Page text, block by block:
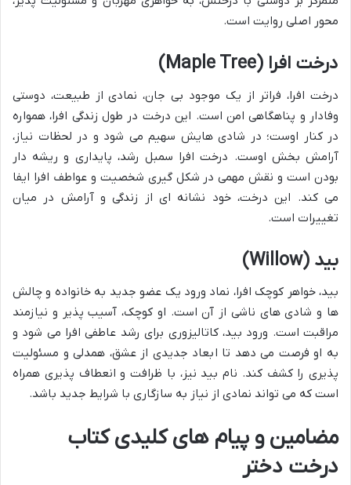
محور اصلی روایت است.
درخت افرا (Maple Tree)
درخت افرا، فراتر از یک موجود بی جان، نمادی از طبیعت، دوستی
وفادار و پناهگاهی امن است. این درخت در طول زندگی افرا، همواره
در کنار اوست؛ در شادی هایش سهیم می شود و در لحظات نیاز،
آرامش بخش اوست. درخت افرا سمبل رشد، پایداری و ریشه دار
بودن است و نقش مهمی در شکل گیری شخصیت و عواطف افرا ایفا
می کند. این درخت، خود نشانه ای از زندگی و آرامش در میان
تغییرات است.
بید (Willow)
بید، خواهر کوچک افرا، نماد ورود یک عضو جدید به خانواده و چالش
ها و شادی های ناشی از آن است. او کوچک، آسیب پذیر و نیازمند
مراقبت است. ورود بید، کاتالیزوری برای رشد عاطفی افرا می شود و
به او فرصت می دهد تا ابعاد جدیدی از عشق، همدلی و مسئولیت
پذیری را کشف کند. نام بید نیز، با ظرافت و انعطاف پذیری همراه
است که می تواند نمادی از نیاز به سازگاری با شرایط جدید باشد.
مضامین و پیام های کلیدی کتاب
درخت دختر